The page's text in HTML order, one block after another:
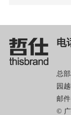
电
总
园
邮
© 广